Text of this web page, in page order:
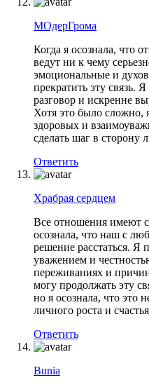
МОдерГрома
Когда я осознала, что
ведут ни к чему
эмоциональные и
прекратить эту связь.
разговор и искренне
Хотя это было сложно,
здоровых и
сделать шаг в сторону
Ответить
Храбрая сердцем
Все отношения имеют
осознала, что наш с
решение расстаться. Я
уважением и
переживаниях и
могу продолжать эту
но я осознала, что это
личного роста и
Ответить
Bunia